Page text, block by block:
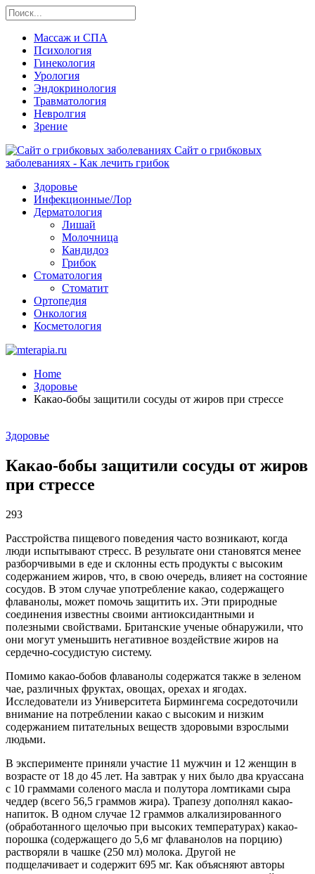
Массаж и СПА
Психология
Гинекология
Урология
Эндокринология
Травматология
Невролгия
Зрение
Сайт о грибковых
заболеваниях - Как лечить грибок
Здоровье
Инфекционные/Лор
Дерматология
Лишай
Молочница
Кандидоз
Грибок
Стоматология
Стоматит
Ортопедия
Онкология
Косметология
Home
Здоровье
Какао-бобы защитили сосуды от жиров при стрессе
Здоровье
Какао-бобы защитили сосуды от жиров
при стрессе
293
Расстройства пищевого поведения часто возникают, когда
люди испытывают стресс. В результате они становятся менее
разборчивыми в еде и склонны есть продукты с высоким
содержанием жиров, что, в свою очередь, влияет на состояние
сосудов. В этом случае употребление какао, содержащего
флаванолы, может помочь защитить их. Эти природные
соединения известны своими антиоксидантными и
полезными свойствами. Британские ученые обнаружили, что
они могут уменьшить негативное воздействие жиров на
сердечно-сосудистую систему.
Помимо какао-бобов флаванолы содержатся также в зеленом
чае, различных фруктах, овощах, орехах и ягодах.
Исследователи из Университета Бирмингема сосредоточили
внимание на потреблении какао с высоким и низким
содержанием питательных веществ здоровыми взрослыми
людьми.
В эксперименте приняли участие 11 мужчин и 12 женщин в
возрасте от 18 до 45 лет. На завтрак у них было два круассана
с 10 граммами соленого масла и полутора ломтиками сыра
чеддер (всего 56,5 граммов жира). Трапезу дополнял какао-
напиток. В одном случае 12 граммов алкализированного
(обработанного щелочью при высоких температурах) какао-
порошка (содержащего до 5,6 мг флаванолов на порцию)
растворяли в чашке (250 мл) молока. Другой не
подщелачивает и содержит 695 мг. Как объясняют авторы